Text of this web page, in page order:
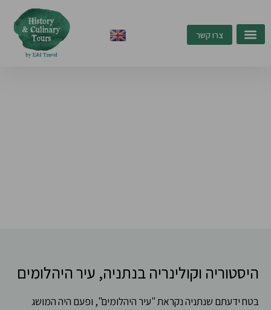
לתוכן
צרו קשר
היסטוריה וקולינריה בנתניה, עיר היהלומים
בטח ידעתם שנתניה נקראת "עיר היהלומים", ופעם היה המושג